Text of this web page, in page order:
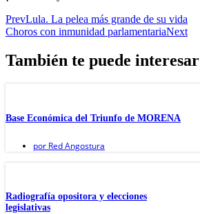
PrevLula. La pelea más grande de su vida
Choros con inmunidad parlamentariaNext
También te puede interesar
Base Económica del Triunfo de MORENA
por Red Angostura
Radiografía opositora y elecciones
legislativas